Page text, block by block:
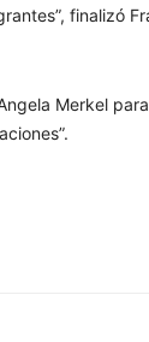
finalizó
Merkel